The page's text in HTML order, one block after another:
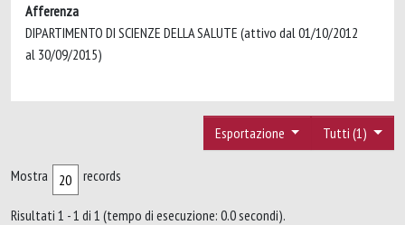
Afferenza
DIPARTIMENTO DI SCIENZE DELLA SALUTE (attivo dal 01/10/2012
al 30/09/2015)
Tutti (1)
Esportazione
Mostra records
Risultati 1 - 1 di 1 (tempo di esecuzione: 0.0 secondi).